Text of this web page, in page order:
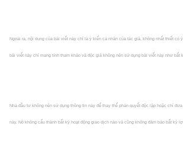
Ngoài ra, nội dung của bài viết này chỉ là ý kiến cá nhân của tác giả, không nhất thiết có
bài viết này chỉ mang tính tham khảo và độc giả không nên sử dụng bài viết này như bất
Nhà đầu tư không nên sử dụng thông tin này để thay thế phán quyết độc lập hoặc chỉ
này. Nó không cấu thành bất kỳ hoạt động giao dịch nào và cũng không đảm bảo bất kỳ